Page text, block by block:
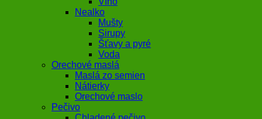
Nealko
Mušty
Sirupy
Šťavy a pyré
Voda
Orechové maslá
Maslá zo semien
Nátierky
Orechové maslo
Pečivo